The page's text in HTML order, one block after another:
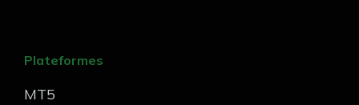
Plateformes
MT5